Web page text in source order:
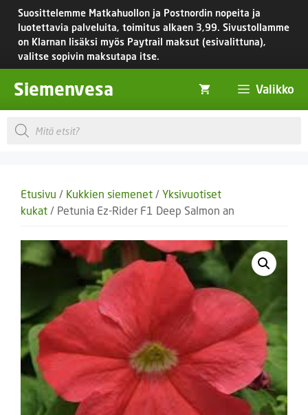
Siirry
sisältöön
Suosittelemme Matkahuollon ja Postnordin nopeita ja
luotettavia palveluita, toimitus alkaen 3,99. Sivustollamme
on Klarnan lisäksi myös Paytrail maksut (esivalittuna),
valitse sopivin maksutapa itse.
Siemenvesa Valikko
Products
search
Etusivu / Kukkien siemenet / Yksivuotiset
kukat / Petunia Ez-Rider F1 Deep Salmon an